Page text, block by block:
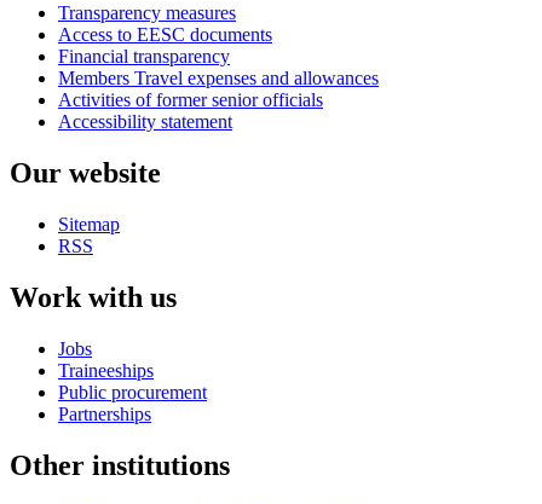
Transparency measures
Access to EESC documents
Financial transparency
Members Travel expenses and allowances
Activities of former senior officials
Accessibility statement
Our website
Sitemap
RSS
Work with us
Jobs
Traineeships
Public procurement
Partnerships
Other institutions